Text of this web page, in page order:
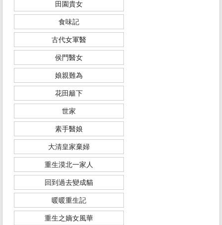
田園貴女
食味記
古代女軍醫
侯門醫女
娘親難為
花田籬下
世家
素手醫娘
大清皇家棄婦
重生漠北一家人
回到過去變成貓
暖暖重生記
重生之嫡女風華